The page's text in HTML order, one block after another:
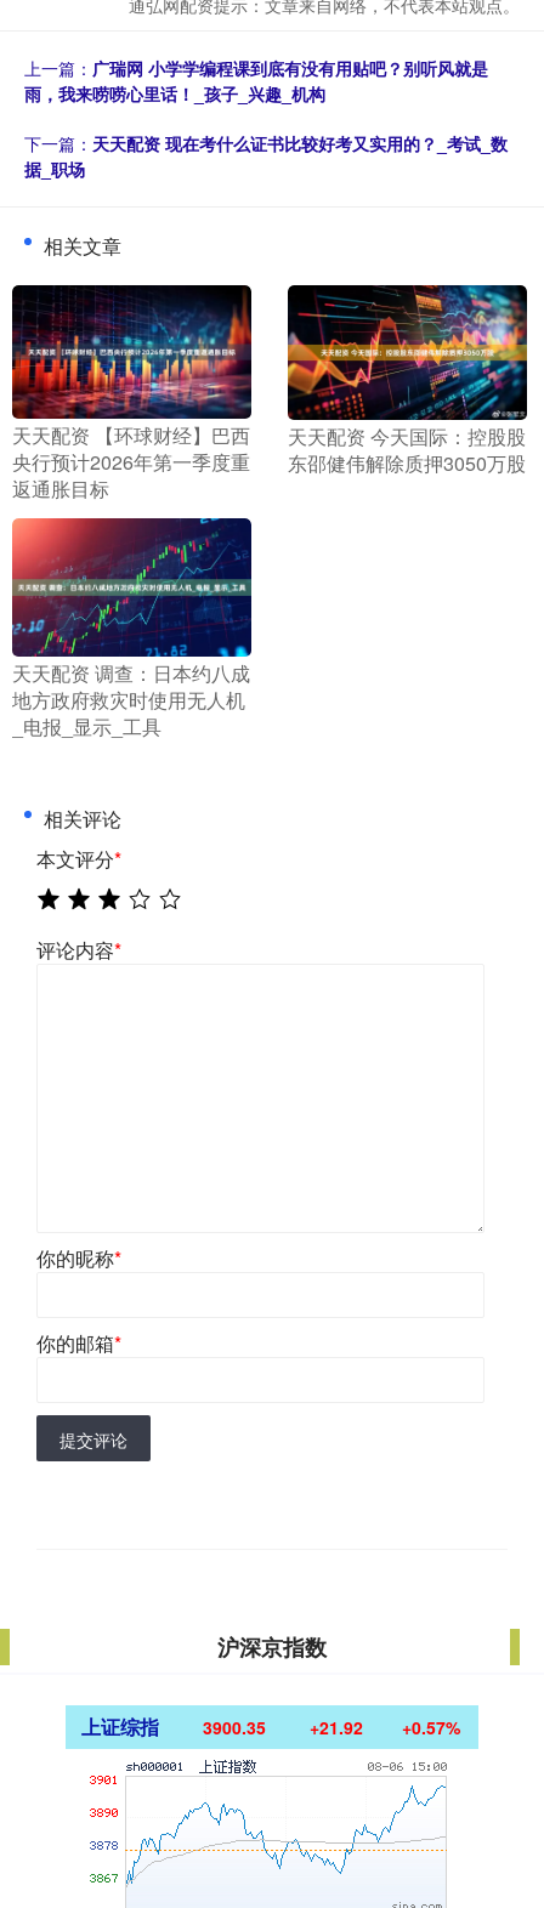
上一篇： 广瑞网 小学学编程课到底有没有用贴吧？别听风就是
雨，我来唠唠心里话！_孩子_兴趣_机构
下一篇： 天天配资 现在考什么证书比较好考又实用的？_考试_数
据_职场
相关文章
​天天配资 【环球财经】巴西
央行预计2026年第一季度重
返通胀目标
​天天配资 今天国际：控股股
东邵健伟解除质押3050万股
​天天配资 调查：日本约八成
地方政府救灾时使用无人机
_电报_显示_工具
相关评论
本文评分*
评论内容*
你的昵称*
你的邮箱*
提交评论
沪深京指数
上证综指 3900.35 +21.92 +0.57%